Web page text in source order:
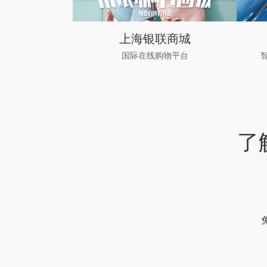
上海银联商城
国际在线购物平台
了